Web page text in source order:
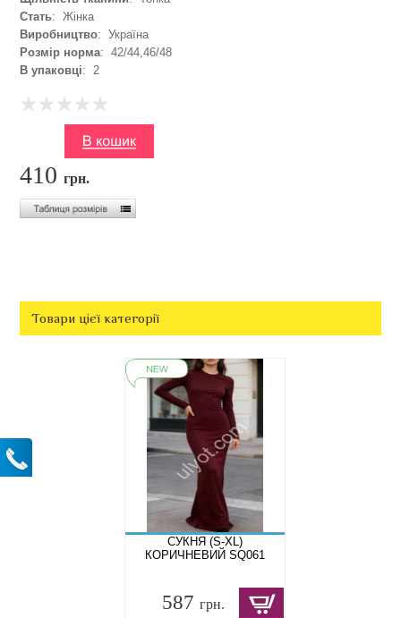
Стать: Жінка
Виробництво: Україна
Розмір норма: 42/44,46/48
В упаковці: 2
410грн.
Товари цієї категорії
СУКНЯ (S-XL)
КОРИЧНЕВИЙ SQ061
587 грн.